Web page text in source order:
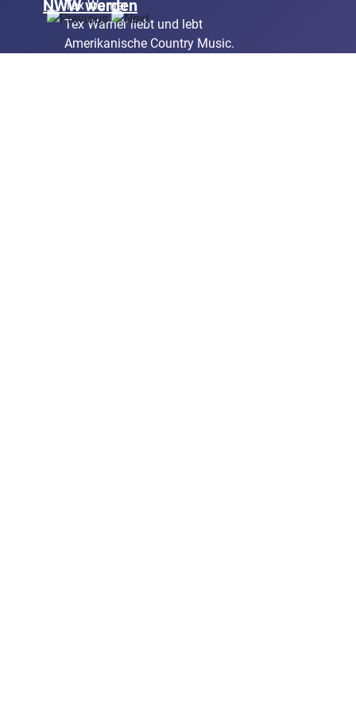
Tex Warner
Tex Warner liebt und lebt
Amerikanische Country Music.
NWW werden